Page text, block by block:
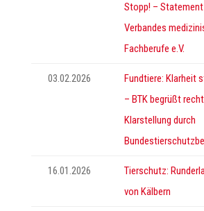
Stopp! –
Verbandes
Fachberufe e.V.
03.02.2026
Fundtiere: Klarheit
– BTK begrüßt
Klarstellung durch
16.01.2026
Tierschutz:
von Kälbern